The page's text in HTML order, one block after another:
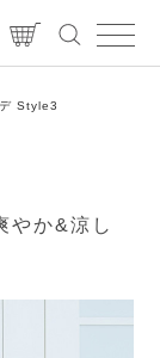
Style3
やか&涼し